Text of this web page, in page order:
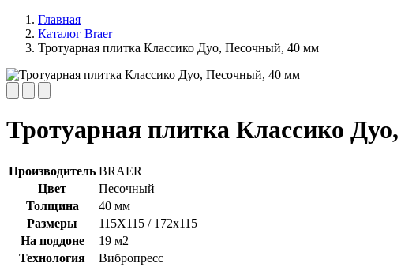
Главная
Каталог Braer
Тротуарная плитка Классико Дуо, Песочный, 40 мм
Тротуарная плитка Классико
Производитель BRAER
Цвет
Песочный
Толщина
40 мм
Размеры
115Х115 / 172х115
На поддоне
19 м2
Технология
Вибропресс